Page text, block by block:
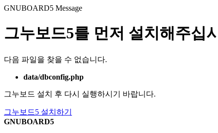
GNUBOARD5 Message
그누보드5를 먼저 설치해주십
다음 파일을 찾을 수 없습니다.
data/dbconfig.php
그누보드 설치 후 다시 실행하시기 바랍니다.
그누보드5 설치하기
GNUBOARD5